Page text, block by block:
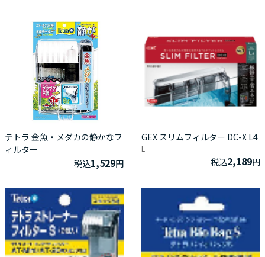
テトラ 金魚・メダカの静かなフ
ィルター
税込1,529円
GEX スリムフィルター DC-X L4
L
税込2,189円